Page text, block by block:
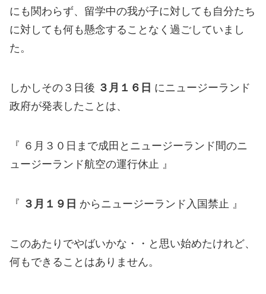
にも関わらず、留学中の我が子に対しても自分たち
に対しても何も懸念することなく過ごしていまし
た。
しかしその３日後 ３月１６日 にニュージーランド
政府が発表したことは、
『 ６月３０日まで成田とニュージーランド間のニ
ュージーランド航空の運行休止 』
『 ３月１９日 からニュージーランド入国禁止 』
このあたりでやばいかな・・と思い始めたけれど、
何もできることはありません。